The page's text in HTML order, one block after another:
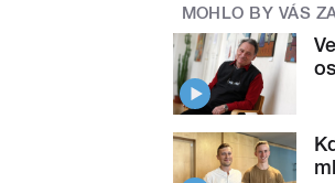
MOHLO BY VÁS